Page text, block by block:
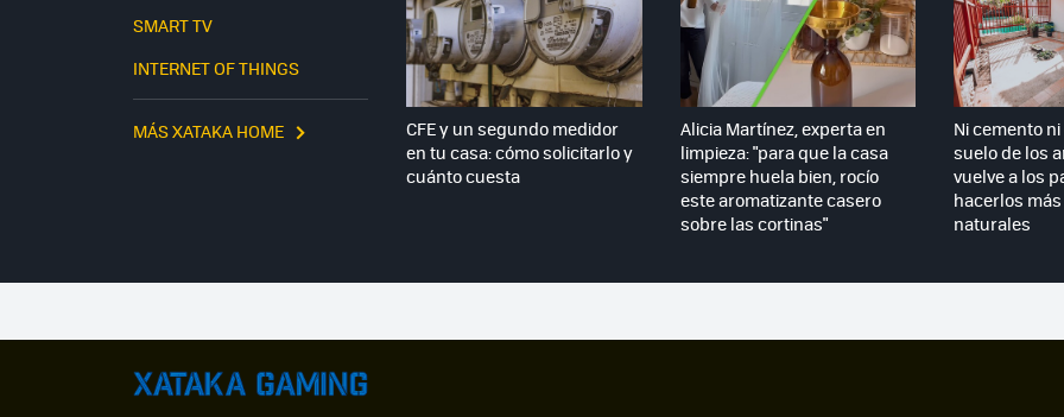
SMART TV
INTERNET OF THINGS
MÁS XATAKA HOME
CFE y un segundo medidor
en tu casa: cómo solicitarlo y
cuánto cuesta
Alicia Martínez, experta en
limpieza: "para que la casa
siempre huela bien, rocío
este aromatizante casero
sobre las cortinas"
Ni cemento
suelo de los
vuelve a los
hacerlos
naturales